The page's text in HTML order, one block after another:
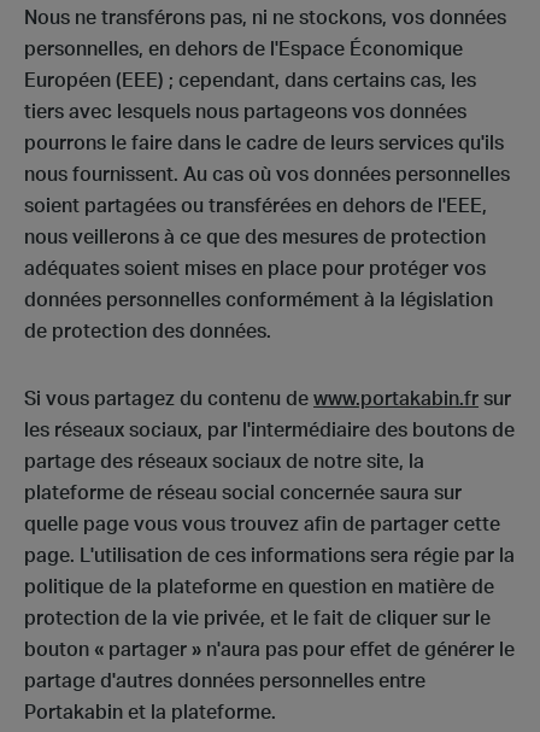
Nous ne transférons pas, ni ne stockons, vos données
personnelles, en dehors de l'Espace Économique
Européen (EEE) ; cependant, dans certains cas, les
tiers avec lesquels nous partageons vos données
pourrons le faire dans le cadre de leurs services qu'ils
nous fournissent. Au cas où vos données personnelles
soient partagées ou transférées en dehors de l'EEE,
nous veillerons à ce que des mesures de protection
adéquates soient mises en place pour protéger vos
données personnelles conformément à la législation
de protection des données.
Si vous partagez du contenu de www.portakabin.fr sur
les réseaux sociaux, par l'intermédiaire des boutons de
partage des réseaux sociaux de notre site, la
plateforme de réseau social concernée saura sur
quelle page vous vous trouvez afin de partager cette
page. L'utilisation de ces informations sera régie par la
politique de la plateforme en question en matière de
protection de la vie privée, et le fait de cliquer sur le
bouton « partager » n'aura pas pour effet de générer le
partage d'autres données personnelles entre
Portakabin et la plateforme.